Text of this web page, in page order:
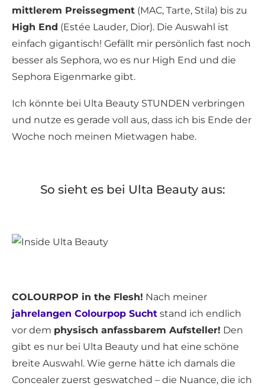
mittlerem Preissegment (MAC, Tarte, Stila) bis zu
High End (Estée Lauder, Dior). Die Auswahl ist
einfach gigantisch! Gefällt mir persönlich fast noch
besser als Sephora, wo es nur High End und die
Sephora Eigenmarke gibt.
Ich könnte bei Ulta Beauty STUNDEN verbringen
und nutze es gerade voll aus, dass ich bis Ende der
Woche noch meinen Mietwagen habe.
So sieht es bei Ulta Beauty aus:
COLOURPOP in the Flesh! Nach meiner
jahrelangen Colourpop Sucht stand ich endlich
vor dem physisch anfassbarem Aufsteller! Den
gibt es nur bei Ulta Beauty und hat eine schöne
breite Auswahl. Wie gerne hätte ich damals die
Concealer zuerst geswatched – die Nuance, die ich